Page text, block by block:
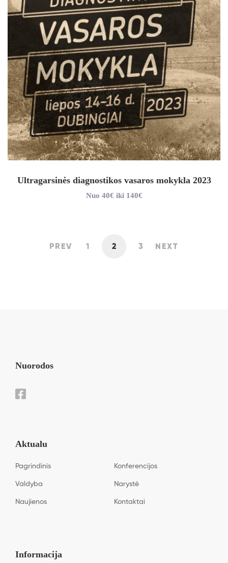
Ultragarsinės diagnostikos vasaros mokykla 2023
Nuo 40€ iki 140€
PREV 1 2 3 NEXT
Nuorodos
Aktualu
Pagrindinis Konferencijos
Valdyba Narystė
Naujienos Kontaktai
Informacija